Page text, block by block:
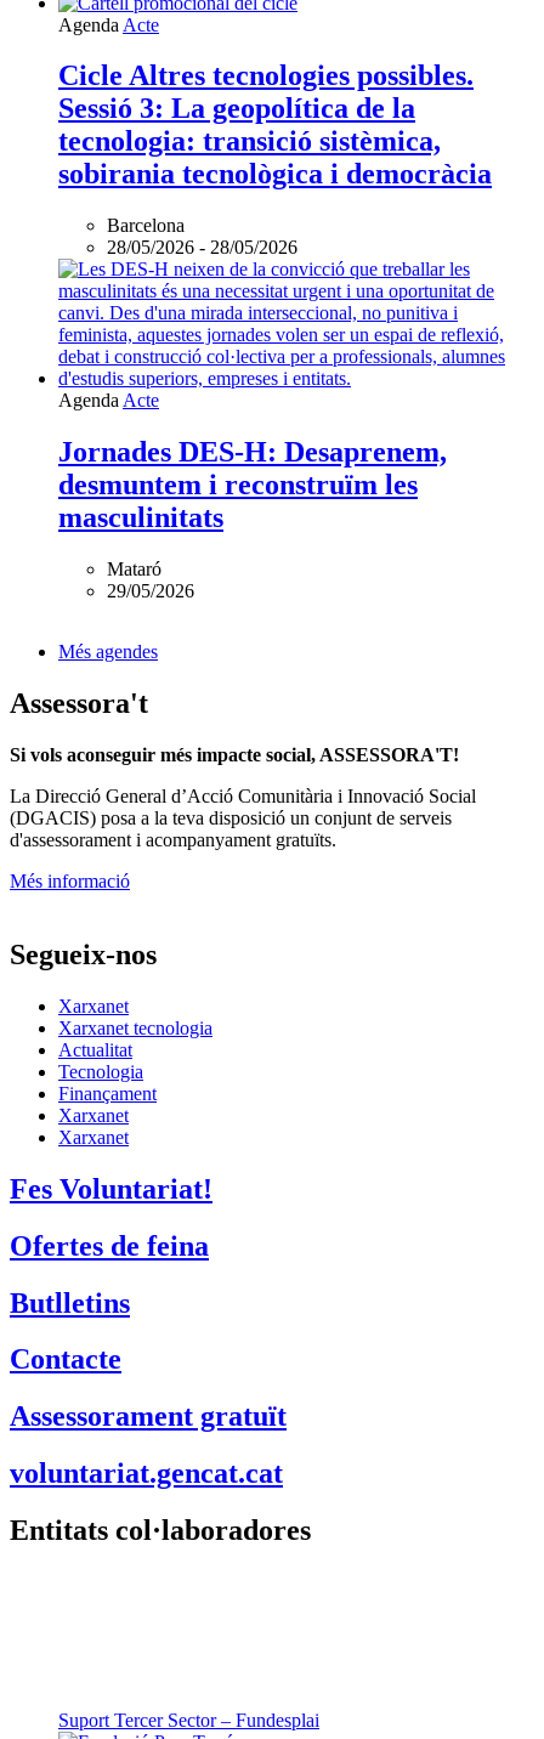
Agenda Acte
Cicle Altres tecnologies possibles.
Sessió 3: La geopolítica de la
tecnologia: transició sistèmica,
sobirania tecnològica i democràcia
Barcelona
28/05/2026 - 28/05/2026
Agenda Acte
Jornades DES-H: Desaprenem,
desmuntem i reconstruïm les
masculinitats
Mataró
29/05/2026
Més agendes
Assessora't
Si vols aconseguir més impacte social, ASSESSORA'T!
La Direcció General d’Acció Comunitària i Innovació Social
(DGACIS) posa a la teva disposició un conjunt de serveis
d'assessorament i acompanyament gratuïts.
Més informació
Segueix-nos
Xarxanet
Xarxanet tecnologia
Actualitat
Tecnologia
Finançament
Xarxanet
Xarxanet
Fes Voluntariat!
Ofertes de feina
Butlletins
Contacte
Assessorament gratuït
voluntariat.gencat.cat
Entitats col·laboradores
Suport Tercer Sector – Fundesplai